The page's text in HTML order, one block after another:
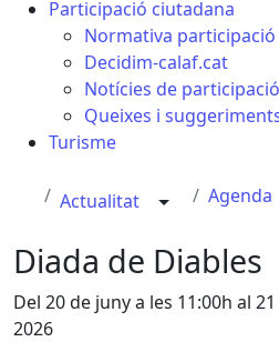
Participació ciutadana
Normativa
Decidim-calaf.cat
Notícies de
Queixes i
Turisme
Actualitat Agenda
Diada de Diables
Del 20 de juny a les 11:00h al
2026